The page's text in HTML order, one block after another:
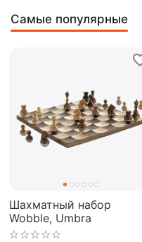
Самые популярные
Шахматный набор
Wobble, Umbra